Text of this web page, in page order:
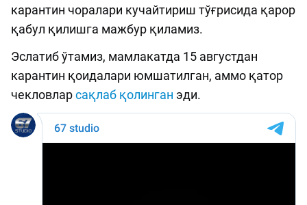
карантин чоралари кучайтириш тўғрисида қарор
қабул қилишга мажбур қиламиз.
Эслатиб ўтамиз, мамлакатда 15 августдан
карантин қоидалари юмшатилган, аммо қатор
чекловларсақлаб қолинган эди.